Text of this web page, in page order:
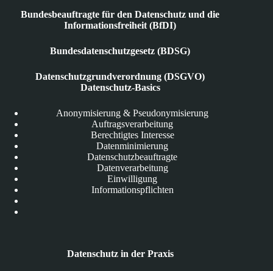
Bundesbeauftragte für den Datenschutz und die
Informationsfreiheit (BfDI)
Bundesdatenschutzgesetz (BDSG)
Datenschutzgrundverordnung (DSGVO)
Datenschutz-Basics
Anonymisierung & Pseudonymisierung
Auftragsverarbeitung
Berechtigtes Interesse
Datenminimierung
Datenschutzbeauftragte
Datenverarbeitung
Einwilligung
Informationspflichten
Datenschutz in der Praxis